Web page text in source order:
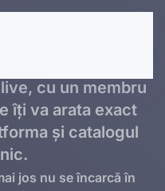
clipe pentru a
cu un membru
îți va arata exact
și catalogul
jos nu se încarcă în